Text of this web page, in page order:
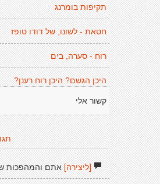
תקיפות בומרנג
חטאת - לשונו, של דודו טופז
רוח - סערה, בים
היכן הגשם? היכן רוח רענן?
קשור אלי
[ליצירה]אתם והמהפכות